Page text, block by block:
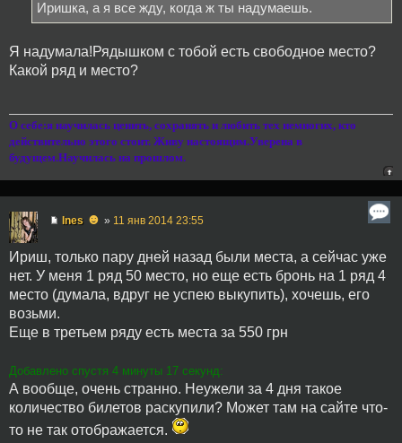
Иришка, а я все жду, когда ж ты надумаешь.
Я надумала!Рядышком с тобой есть свободное место?
Какой ряд и место?
О себе:я научилась ценить, сохранять и любить тех немногих, кто
действительно этого стоит. Живу настоящим.Уверена в
будущем.Научилась на прошлом.
Ines ☻ » 11 янв 2014 23:55
Ириш, только пару дней назад были места, а сейчас уже
нет. У меня 1 ряд 50 место, но еще есть бронь на 1 ряд 4
место (думала, вдруг не успею выкупить), хочешь, его
возьми.
Еще в третьем ряду есть места за 550 грн
Добавлено спустя 4 минуты 17 секунд:
А вообще, очень странно. Неужели за 4 дня такое
количество билетов раскупили? Может там на сайте что-
то не так отображается.